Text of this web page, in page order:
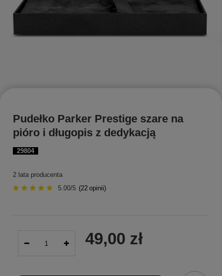
29804
Pudełko Parker Prestige szare na
pióro i długopis z dedykacją
2 lata producenta
5.00/5 (22 opinii)
49,00 zł